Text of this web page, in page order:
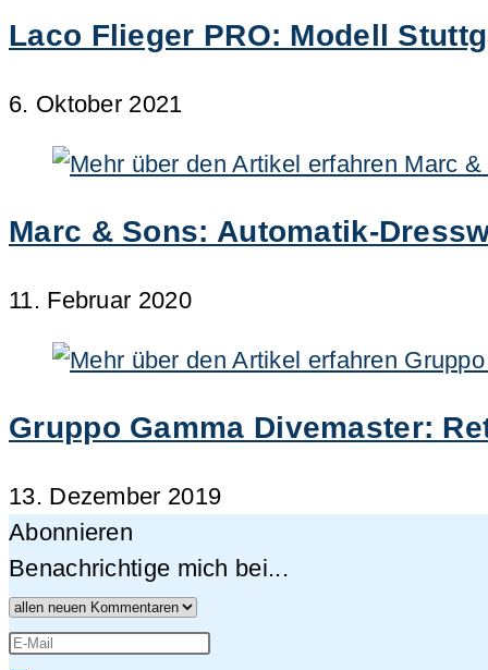
Laco Flieger PRO: Modell
6. Oktober 2021
Marc & Sons: Automatik-
11. Februar 2020
Gruppo Gamma Divemaster:
13. Dezember 2019
Abonnieren
Benachrichtige mich bei...